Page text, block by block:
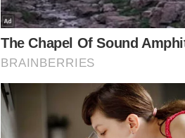
presidiário Lula de volta ao poder, os
contra Bolsonaro e todas as
perseguição, manipulação e muito
está na "mira" da censura e não se
https://
cena-do-crime